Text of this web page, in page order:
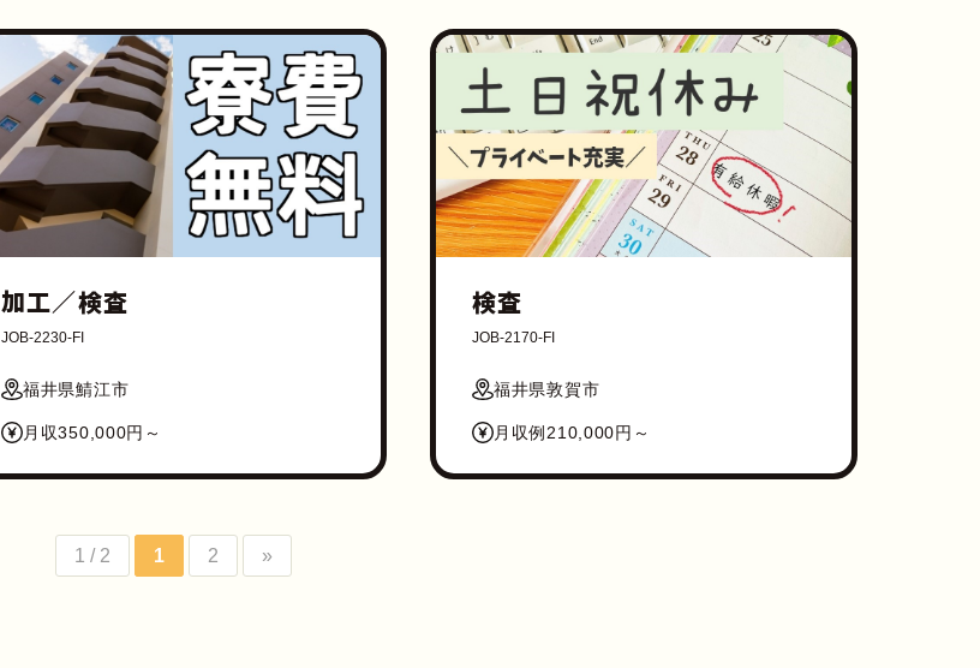
加工／検査
JOB-2230-FI
福井県鯖江市
月収350,000円～
検査
JOB-2170-FI
福井県敦賀市
月収例210,000円～
1 / 2 1 2 »